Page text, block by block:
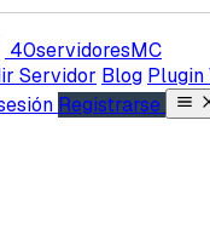
40servidoresMC
Servidor Blog Plugin
Registrarse